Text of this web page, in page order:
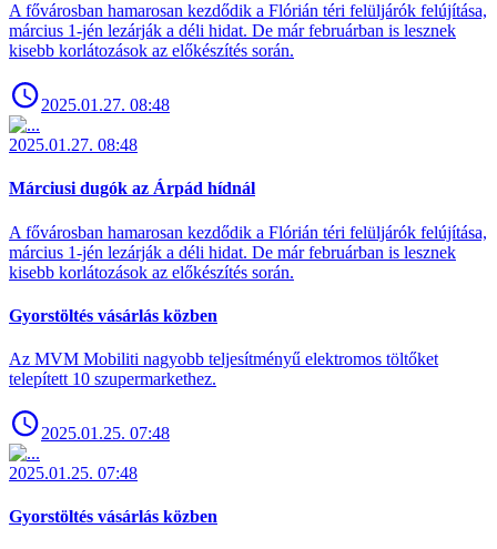
A fővárosban hamarosan kezdődik a Flórián téri felüljárók felújítása,
március 1-jén lezárják a déli hidat. De már februárban is lesznek
kisebb korlátozások az előkészítés során.
2025.01.27. 08:48
2025.01.27. 08:48
Márciusi dugók az Árpád hídnál
A fővárosban hamarosan kezdődik a Flórián téri felüljárók felújítása,
március 1-jén lezárják a déli hidat. De már februárban is lesznek
kisebb korlátozások az előkészítés során.
Gyorstöltés vásárlás közben
Az MVM Mobiliti nagyobb teljesítményű elektromos töltőket
telepített 10 szupermarkethez.
2025.01.25. 07:48
2025.01.25. 07:48
Gyorstöltés vásárlás közben